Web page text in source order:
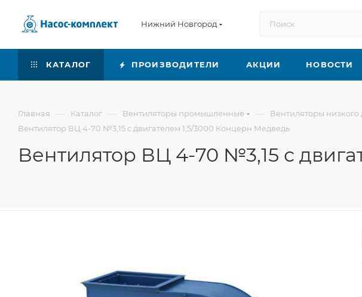
Нижний Новгород
КАТАЛОГ ПРОИЗВОДИТЕЛИ АКЦИИ НОВОСТИ
Главная — Каталог — Вентиляторы промышленные — Вентиляторы низкого
Вентилятор ВЦ 4-70 №3,15 с двигателем 1,5/3000 Концерн Медведь
Вентилятор ВЦ 4-70 №3,15 с